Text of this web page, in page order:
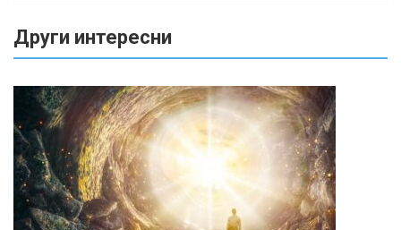
Други интересни